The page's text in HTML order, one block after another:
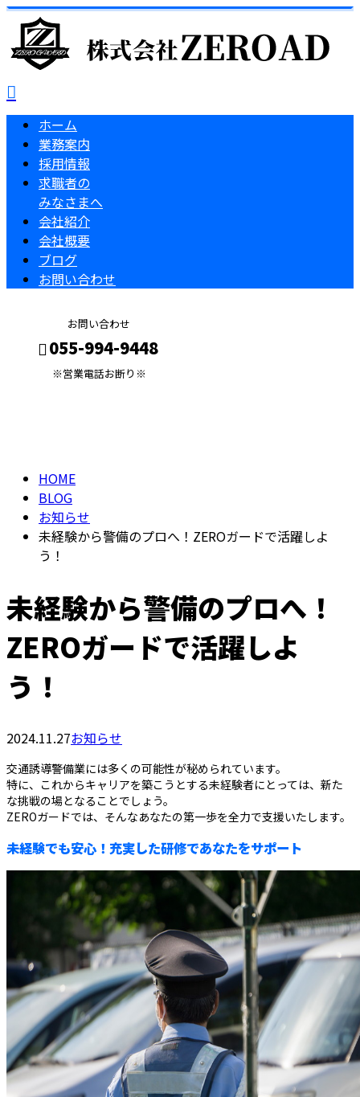
ホーム
業務案内
採用情報
求職者の
みなさまへ
会社紹介
会社概要
ブログ
お問い合わせ
お問い合わせ
055-994-9448
※営業電話お断り※
HOME
BLOG
お知らせ
未経験から警備のプロへ！ZEROガードで活躍しよ
う！
未経験から警備のプロへ！
ZEROガードで活躍しよ
う！
2024.11.27お知らせ
交通誘導警備業には多くの可能性が秘められています。
特に、これからキャリアを築こうとする未経験者にとっては、新た
な挑戦の場となることでしょう。
ZEROガードでは、そんなあなたの第一歩を全力で支援いたします。
未経験でも安心！充実した研修であなたをサポート